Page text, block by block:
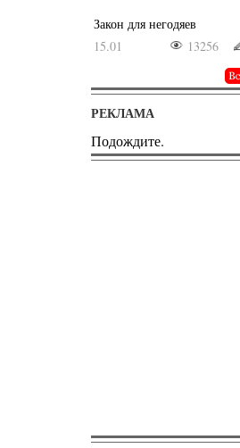
Закон для негодяев
15.01
13256
РЕКЛАМА
Подождите.